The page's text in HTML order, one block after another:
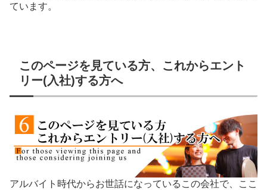
ています。
このページを見ている方、これからエント
リー(入社)する方へ
アルバイト時代からお世話になっているこの会社で、ここ